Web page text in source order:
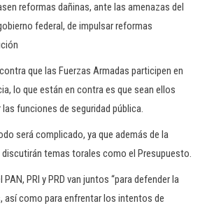
reformas dañinas, ante las amenazas del
federal, de impulsar reformas
que las Fuerzas Armadas participen en
lo que están en contra es que sean ellos
funciones de seguridad pública.
será complicado, ya que además de la
temas torales como el Presupuesto.
PRI y PRD van juntos “para defender la
así como para enfrentar los intentos de